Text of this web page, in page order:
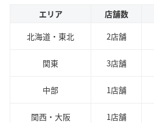
エリア 店舗数
北海道・東北
2店舗
関東 3店舗
中部 1店舗
関西・大阪 1店舗